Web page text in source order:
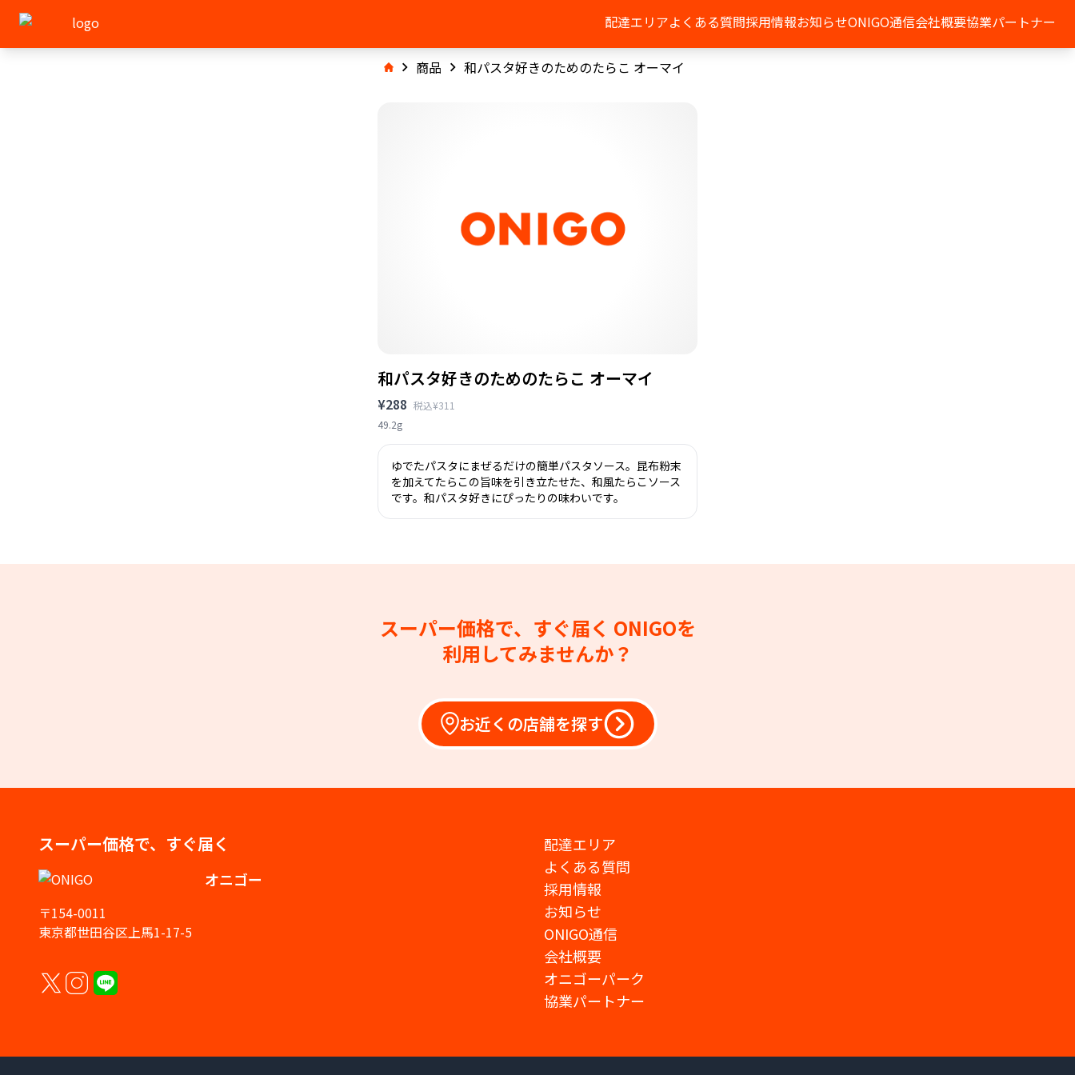
配達エリアよくある質問採用情報お知らせONIGO通信会社概要協業パートナー
商品 和パスタ好きのためのたらこ オーマイ
和パスタ好きのためのたらこ オーマイ
¥288 税込¥311
49.2g
ゆでたパスタにまぜるだけの簡単パスタソース。昆布粉末
を加えてたらこの旨味を引き立たせた、和風たらこソース
です。和パスタ好きにぴったりの味わいです。
スーパー価格で、すぐ届く ONIGOを
利用してみませんか？
お近くの店舗を探す
スーパー価格で、すぐ届く
オニゴー
〒154-0011
東京都世田谷区上馬1-17-5
配達エリア
よくある質問
採用情報
お知らせ
ONIGO通信
会社概要
オニゴーパーク
協業パートナー